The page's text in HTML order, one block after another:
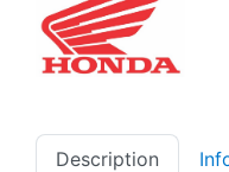
Description